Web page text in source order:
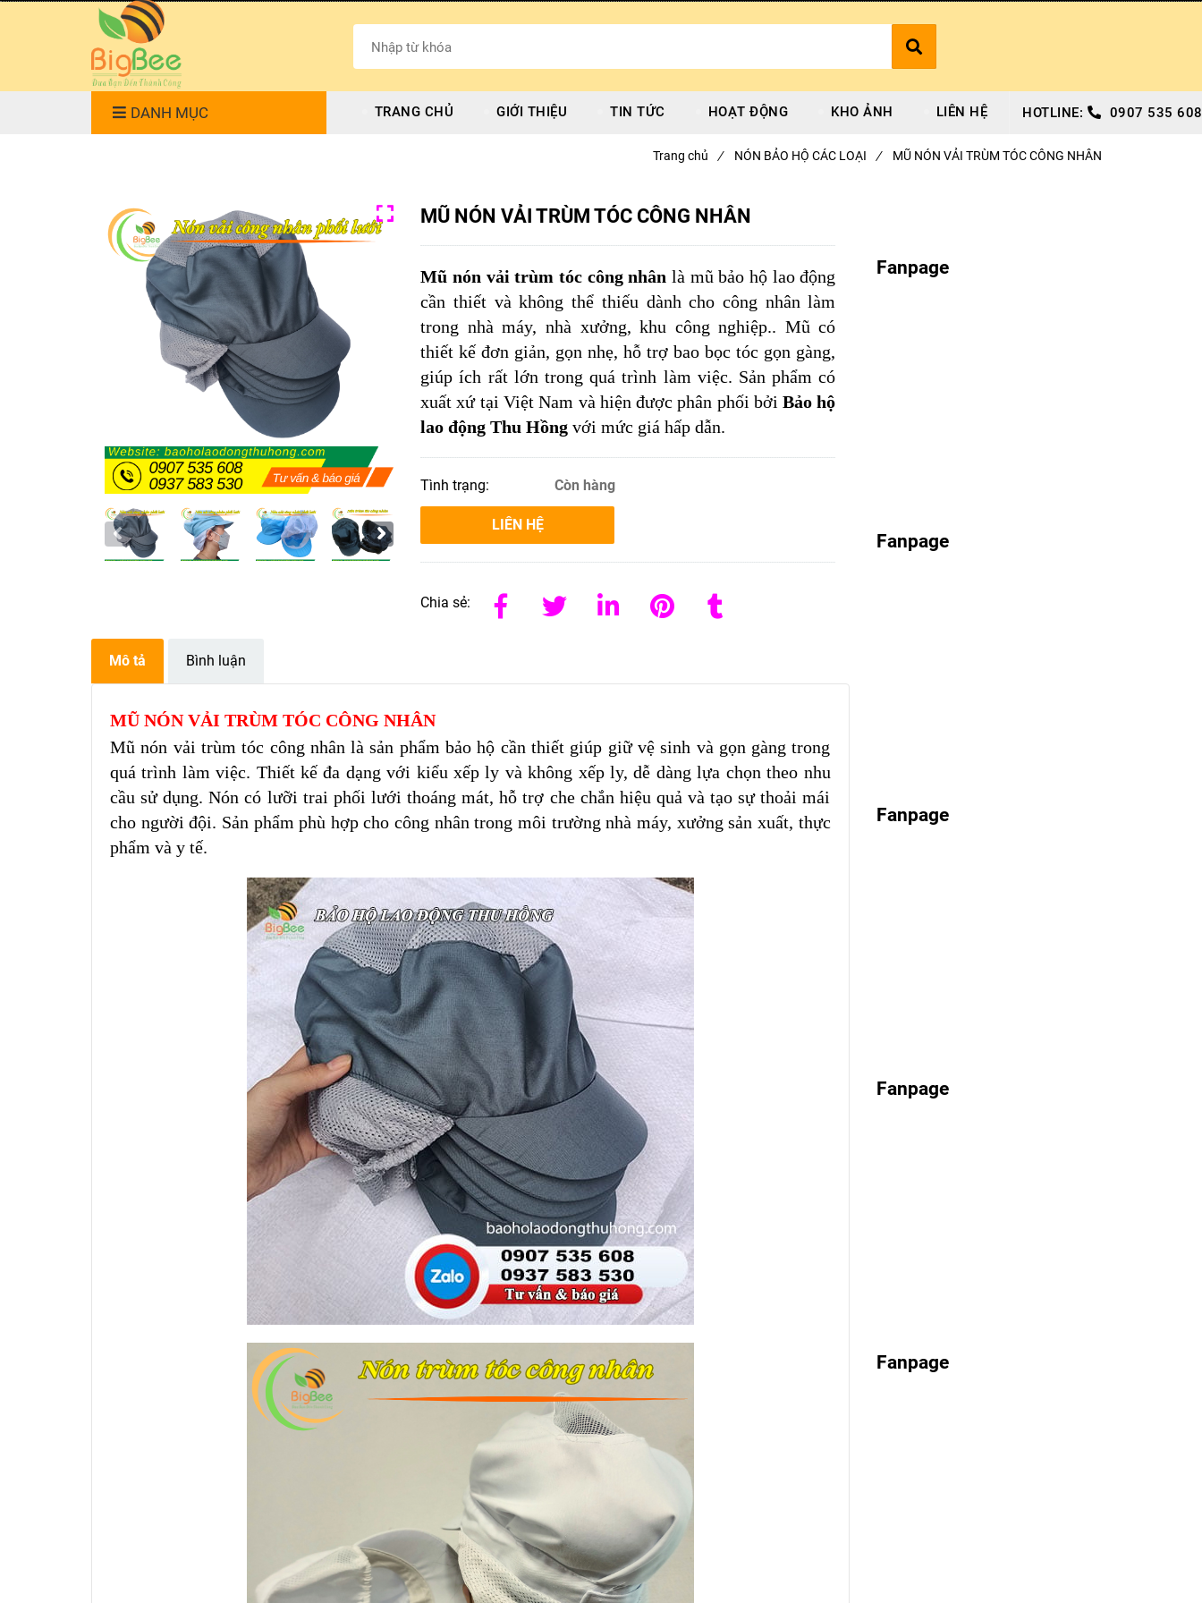
DANH MỤC TRANG CHỦ GIỚI THIỆU TIN TỨC HOẠT ĐỘNG KHO ẢNH LIÊN HỆ HOTLINE: 0907 535
Trang chủ / NÓN BẢO HỘ CÁC LOẠI / MŨ NÓN VẢI TRÙM TÓC CÔNG NHÂN
MŨ NÓN VẢI TRÙM TÓC CÔNG NHÂN
Mũ nón vải trùm tóc công nhân là mũ bảo hộ lao động
cần thiết và không thể thiếu dành cho công nhân làm
trong nhà máy, nhà xưởng, khu công nghiệp.. Mũ có
thiết kế đơn giản, gọn nhẹ, hỗ trợ bao bọc tóc gọn gàng,
giúp ích rất lớn trong quá trình làm việc. Sản phẩm có
xuất xứ tại Việt Nam và hiện được phân phối bởiBảo hộ
lao động Thu Hồng với mức giá hấp dẫn.
Tình trạng: Còn hàng
LIÊN HỆ
Chia sẻ:
Mô tả Bình luận
MŨ NÓN VẢI TRÙM TÓC CÔNG NHÂN
Mũ nón vải trùm tóc công nhân là sản phẩm bảo hộ cần thiết giúp giữ vệ sinh và gọn gàng trong
quá trình làm việc. Thiết kế đa dạng với kiểu xếp ly và không xếp ly, dễ dàng lựa chọn theo nhu
cầu sử dụng. Nón có lưỡi trai phối lưới thoáng mát, hỗ trợ che chắn hiệu quả và tạo sự thoải mái
cho người đội. Sản phẩm phù hợp cho công nhân trong môi trường nhà máy, xưởng sản xuất, thực
phẩm và y tế.
Fanpage
Fanpage
Fanpage
Fanpage
Fanpage